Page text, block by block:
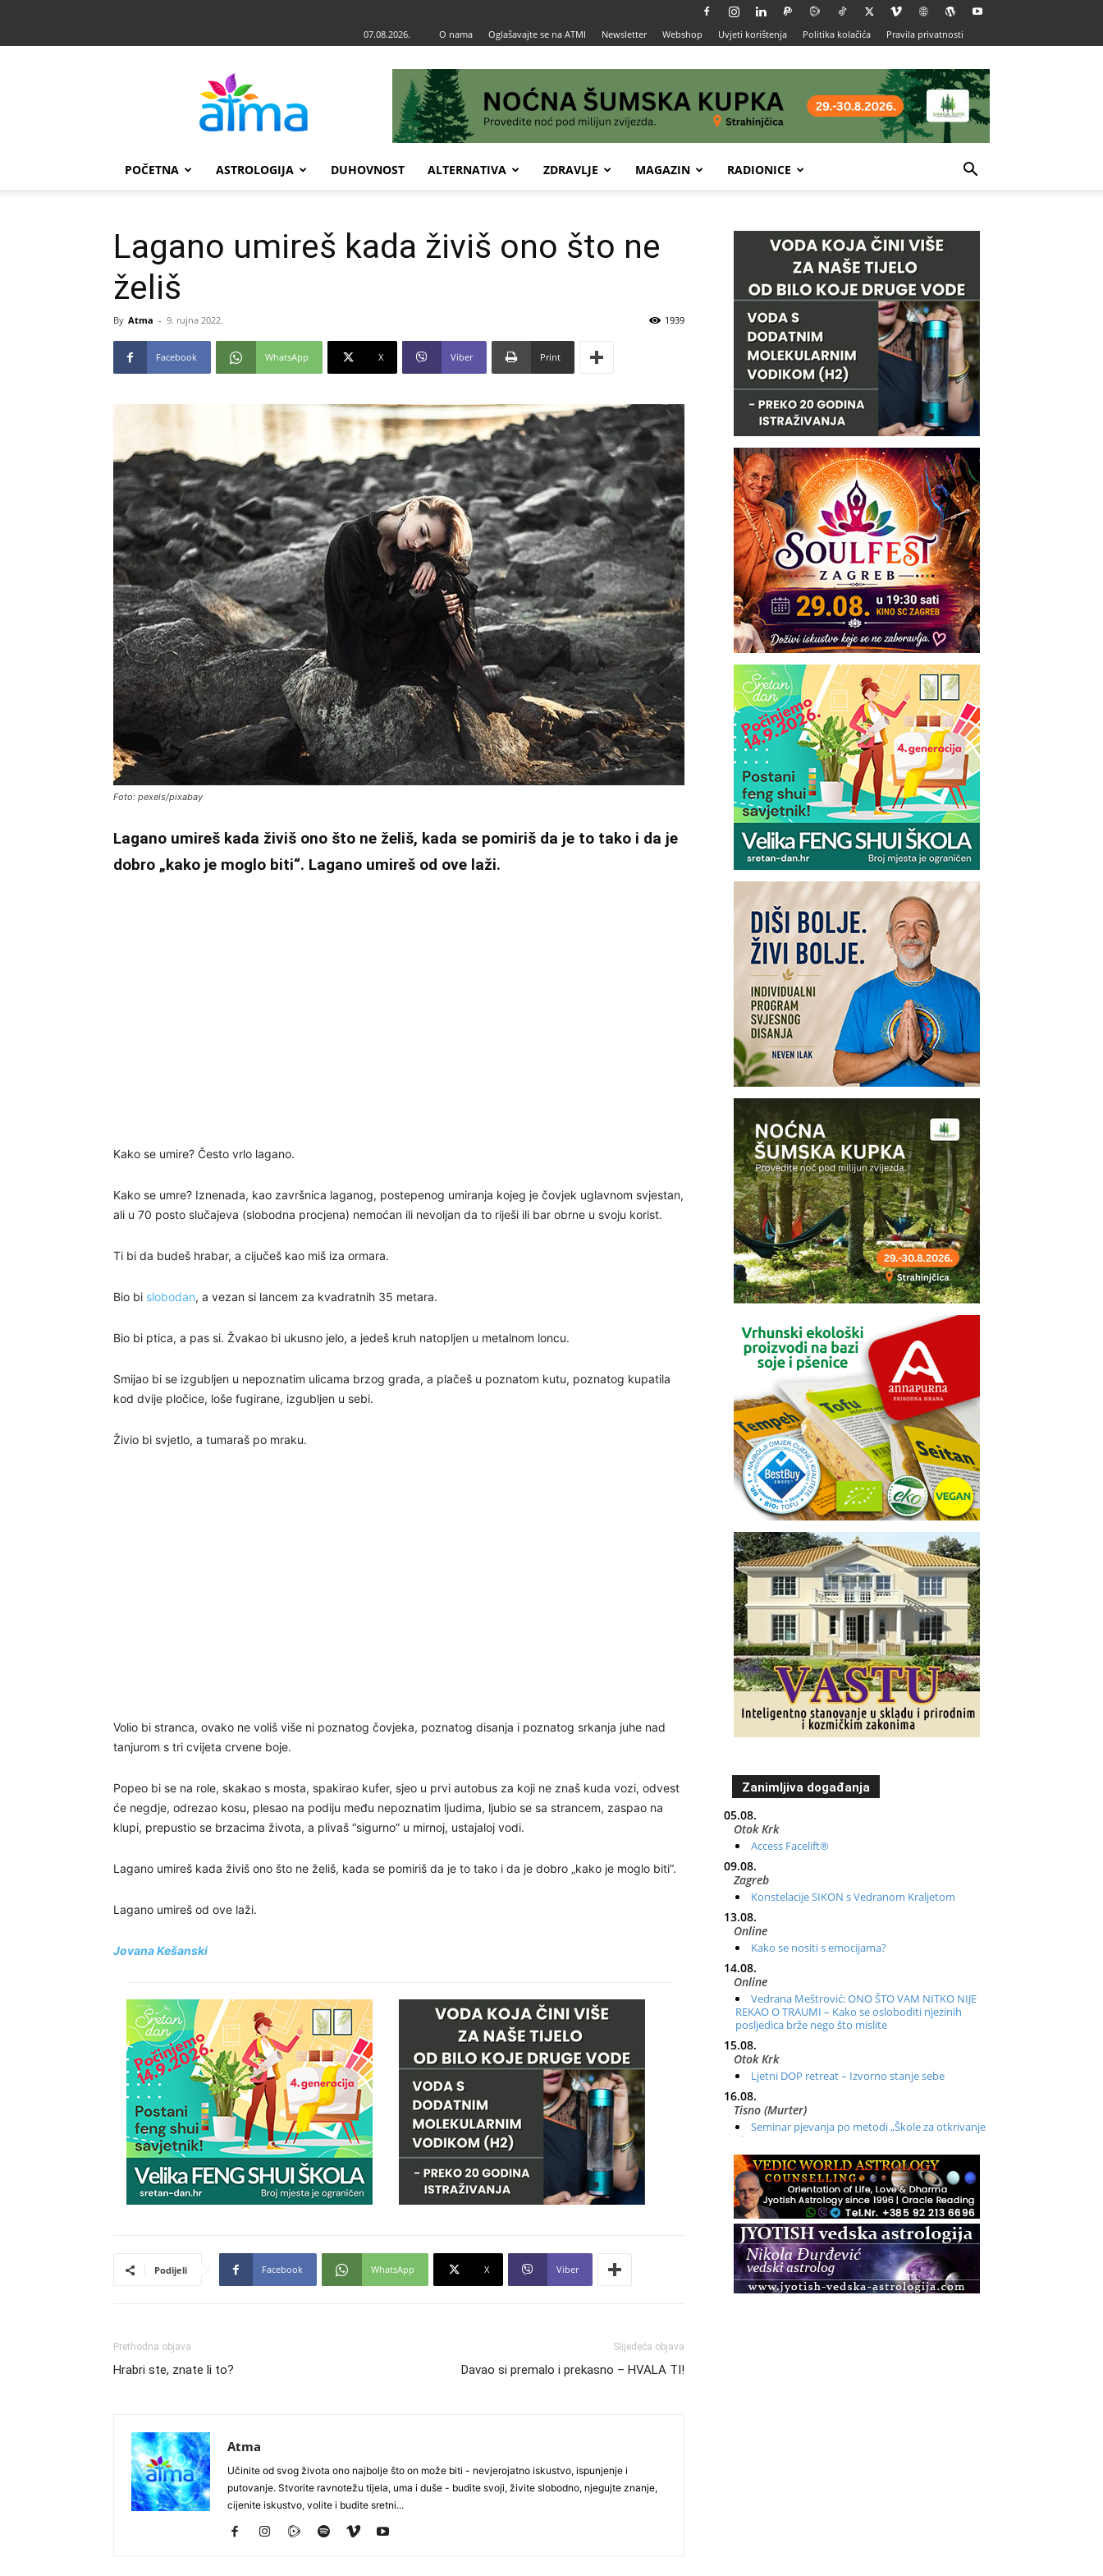
07.08.2026. O nama Oglašavajte se na ATMI Newsletter Webshop Uvjeti korištenja Politika kolačića Pravila privatnosti
POČETNA ASTROLOGIJA DUHOVNOST ALTERNATIVA ZDRAVLJE MAGAZIN RADIONICE
Lagano umireš kada živiš ono što ne
želiš
By Atma - 9. rujna 2022. 1939
Facebook WhatsApp X Viber Print
Foto: pexels/pixabay
Lagano umireš kada živiš ono što ne želiš, kada se pomiriš da je to tako i da je
dobro „kako je moglo biti“. Lagano umireš od ove laži.
Kako se umire? Često vrlo lagano.
Kako se umre? Iznenada, kao završnica laganog, postepenog umiranja kojeg je čovjek uglavnom svjestan,
ali u 70 posto slučajeva (slobodna procjena) nemoćan ili nevoljan da to riješi ili bar obrne u svoju korist.
Ti bi da budeš hrabar, a cijučeš kao miš iza ormara.
Bio bi slobodan, a vezan si lancem za kvadratnih 35 metara.
Bio bi ptica, a pas si. Žvakao bi ukusno jelo, a jedeš kruh natopljen u metalnom loncu.
Smijao bi se izgubljen u nepoznatim ulicama brzog grada, a plačeš u poznatom kutu, poznatog kupatila
kod dvije pločice, loše fugirane, izgubljen u sebi.
Živio bi svjetlo, a tumaraš po mraku.
Volio bi stranca, ovako ne voliš više ni poznatog čovjeka, poznatog disanja i poznatog srkanja juhe nad
tanjurom s tri cvijeta crvene boje.
Popeo bi se na role, skakao s mosta, spakirao kufer, sjeo u prvi autobus za koji ne znaš kuda vozi, odvest
će negdje, odrezao kosu, plesao na podiju među nepoznatim ljudima, ljubio se sa strancem, zaspao na
klupi, prepustio se brzacima života, a plivaš “sigurno” u mirnoj, ustajaloj vodi.
Lagano umireš kada živiš ono što ne želiš, kada se pomiriš da je to tako i da je dobro „kako je moglo biti“.
Lagano umireš od ove laži.
Jovana Kešanski
Podijeli Facebook WhatsApp X Viber
Prethodna objava
Hrabri ste, znate li to?
Slijedeća objava
Davao si premalo i prekasno – HVALA TI!
Atma
Učinite od svog života ono najbolje što on može biti - nevjerojatno iskustvo, ispunjenje i
putovanje. Stvorite ravnotežu tijela, uma i duše - budite svoji, živite slobodno, njegujte znanje,
cijenite iskustvo, volite i budite sretni...
Zanimljiva događanja
05.08.
Otok Krk
Access Facelift®
09.08.
Zagreb
Konstelacije SIKON s Vedranom Kraljetom
13.08.
Online
Kako se nositi s emocijama?
14.08.
Online
Vedrana Meštrović: ONO ŠTO VAM NITKO NIJE
REKAO O TRAUMI – Kako se osloboditi njezinih
posljedica brže nego što mislite
15.08.
Otok Krk
Ljetni DOP retreat – Izvorno stanje sebe
16.08.
Tisno (Murter)
Seminar pjevanja po metodi „Škole za otkrivanje
glasa“
20.08.
Online
Radionica: Pomagači iz drugih dimenzija Online –
otvoreno za sve
21.08.
Zagreb+Online
Osnovni ThetaHealing® tečaj, Zagreb i Online
22.08.
Pula